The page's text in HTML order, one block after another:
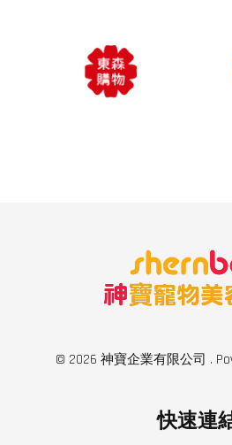
© 2026 神寶企業有限公司 .
快速連